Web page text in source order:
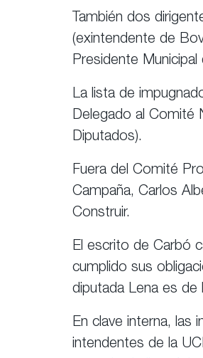
También dos
(exintendente de
Presidente Municipal
La lista de
Delegado al Comité
Diputados).
Fuera del Comité
Campaña, Carlos
Construir.
El escrito de Carbó
cumplido sus
diputada Lena es de
En clave interna, las
intendentes de la